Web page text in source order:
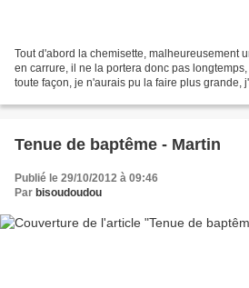
Tout d'abord la chemisette, malheureusement
en carrure, il ne la portera donc pas
toute façon, je n'aurais pu la faire plus grande,
Tenue de baptême - Martin
Publié le 29/10/2012 à 09:46
Par bisoudoudou